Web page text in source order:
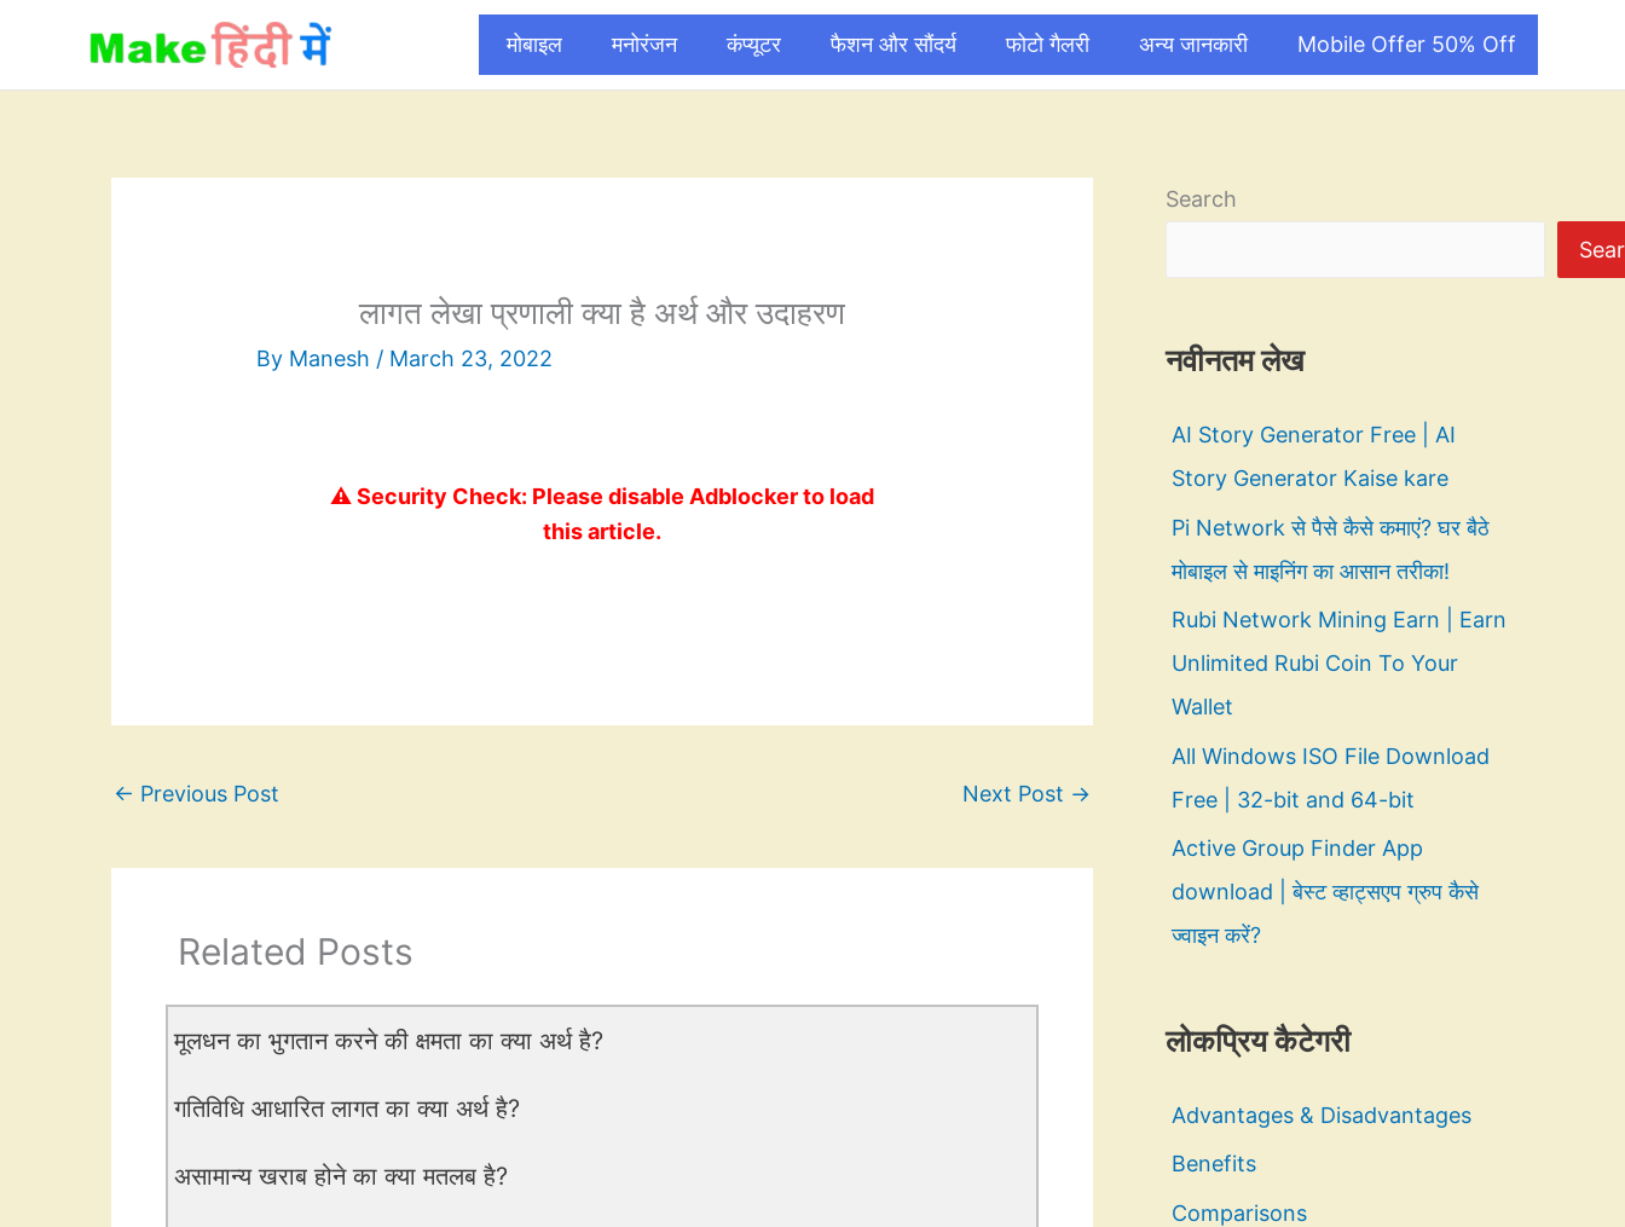
content
मोबाइल मनोरंजन कंप्यूटर फैशन और सौंदर्य फोटो गैलरी अन्य जानकारी Mobile Offer 50% Off
लागत लेखा प्रणाली क्या है अर्थ और उदाहरण
By Manesh / March 23, 2022
⚠️ Security Check: Please disable Adblocker to load
this article.
← Previous Post Next Post →
Related Posts
मूलधन का भुगतान करने की क्षमता का क्या अर्थ है?
गतिविधि आधारित लागत का क्या अर्थ है?
असामान्य खराब होने का क्या मतलब है?
Search
नवीनतम लेख
AI Story Generator Free | AI
Story Generator Kaise kare
Pi Network से पैसे कैसे कमाएं? घर बैठे
मोबाइल से माइनिंग का आसान तरीका!
Rubi Network Mining Earn | Earn
Unlimited Rubi Coin To Your
Wallet
All Windows ISO File Download
Free | 32-bit and 64-bit
Active Group Finder App
download | बेस्ट व्हाट्सएप ग्रुप कैसे
ज्वाइन करें?
लोकप्रिय कैटेगरी
Advantages & Disadvantages
Benefits
Comparisons